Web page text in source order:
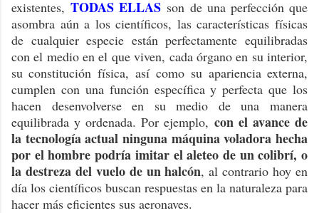
existentes,TODAS ELLAS son de una perfección que
asombra aún a los científicos, las características físicas
de cualquier especie están perfectamente equilibradas
con el medio en el que viven, cada órgano en su interior,
su constitución física, así como su apariencia externa,
cumplen con una función específica y perfecta que los
hacen desenvolverse en su medio de una manera
equilibrada y ordenada. Por ejemplo, con el avance de
la tecnología actual ninguna máquina voladora hecha
por el hombre podría imitar el aleteo de un colibrí, o
la destreza del vuelo de un halcón, al contrario hoy en
día los científicos buscan respuestas en la naturaleza para
hacer más eficientes sus aeronaves.